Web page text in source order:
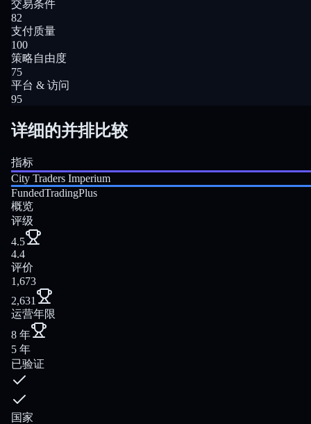
交易条件
82
支付质量
100
策略自由度
75
平台 & 访问
95
详细的并排比较
指标
City Traders Imperium
FundedTradingPlus
概览
评级
4.5
4.4
评价
1,673
2,631
运营年限
8 年
5 年
已验证
国家